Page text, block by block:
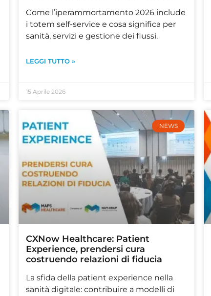
Come l’iperammortamento 2026 include
i totem self-service e cosa significa per
sanità, servizi e gestione dei flussi.
LEGGI TUTTO »
15 Aprile 2026
NEWS
CXNow Healthcare: Patient
Experience, prendersi cura
costruendo relazioni di fiducia
La sfida della patient experience nella
sanità digitale: contribuire a modelli di